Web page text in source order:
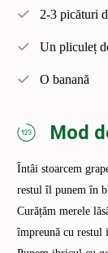
2-3 picături
Un pliculeț
O banană
Mod
Întâi stoarcem
restul îl punem în
Curățăm merele
împreună cu restul